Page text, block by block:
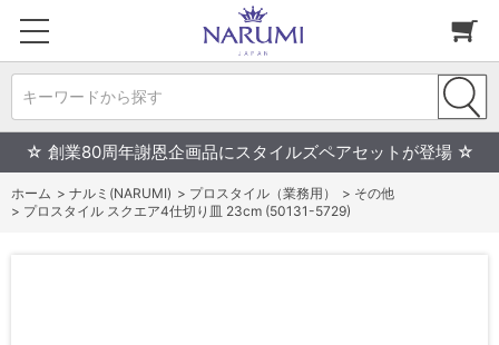
キーワードから探す
☆ 創業80周年謝恩企画品にスタイルズペアセットが登場 ☆
ホーム > ナルミ(NARUMI) > プロスタイル（業務用） > その他
> プロスタイル スクエア4仕切り皿 23cm (50131-5729)